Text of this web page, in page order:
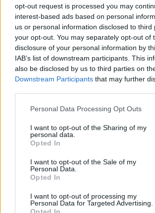
opt-out request is processed you may
interest-based ads based on personal
us or personal information disclosed to third
your opt-out. You may separately opt-out of
disclosure of your personal information by
IAB’s list of downstream participants. This
also be disclosed by us to third parties on
Downstream Participants that may further
Please note that this website/app uses one
not limited to your visit or usage behaviour.
grant or deny consent to Google and its
use your data for below specified purposes
consent section.
Personal Data Processing Opt Outs
I want to opt-out of the Sharing of my
personal data.
Opted In
I want to opt-out of the Sale of my
Personal Data.
Opted In
I want to opt-out of processing my
Personal Data for Targeted Advertising.
Opted In
Ezeket olvastad már?
Palvin Barbara sugárzóan gyönyörű
meztelenfelsőben mutatta meg
modell
Nem tudnak betelni egymással:
Hatalmasat nőtt Palvin Barbara